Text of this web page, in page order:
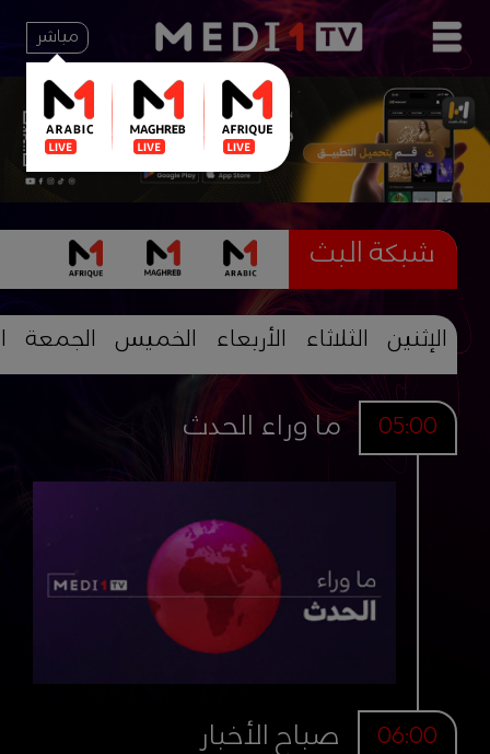
مباشر
شبكة البث
الإثنين الثلاثاء الأربعاء الخميس الجمعة
05:00 ما وراء الحدث
06:00 صباح الأخبار